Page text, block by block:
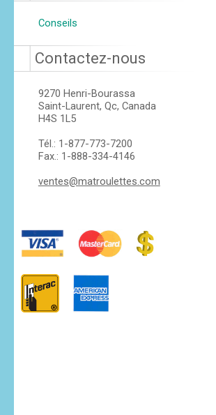
Conseils
Contactez-nous
9270 Henri-Bourassa
Saint-Laurent, Qc, Canada
H4S 1L5
Tél.: 1-877-773-7200
Fax.: 1-888-334-4146
ventes@matroulettes.com